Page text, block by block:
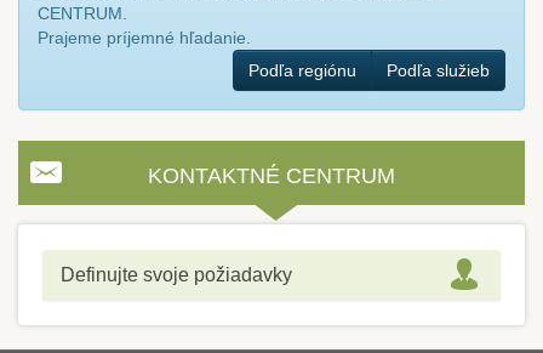
CENTRUM.
Prajeme príjemné hľadanie.
Podľa regiónu
Podľa služieb
KONTAKTNÉ CENTRUM
Definujte svoje požiadavky